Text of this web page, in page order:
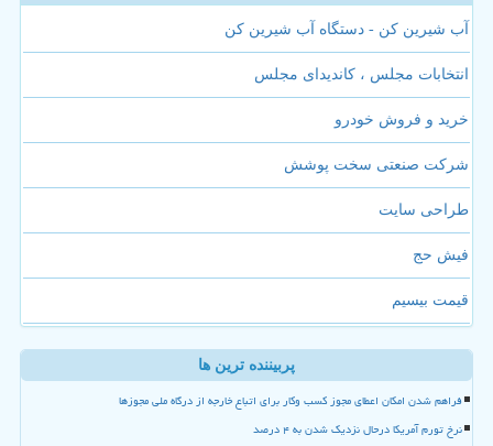
آب شیرین کن - دستگاه آب شیرین کن
انتخابات مجلس ، کاندیدای مجلس
خرید و فروش خودرو
شرکت صنعتی سخت پوشش
طراحی سایت
فیش حج
قیمت بیسیم
پربیننده ترین ها
فراهم شدن امکان اعطای مجوز کسب وکار برای اتباع خارجه از درگاه ملی مجوزها
نرخ تورم آمریکا درحال نزدیک شدن به ۴ درصد